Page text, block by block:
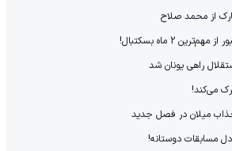
پارک از محمد صلاح
2 ماه بسکتبال!
راهی یونان شد
می‌کند!
میلان در فصل جدید
مسابقات دوستانه!